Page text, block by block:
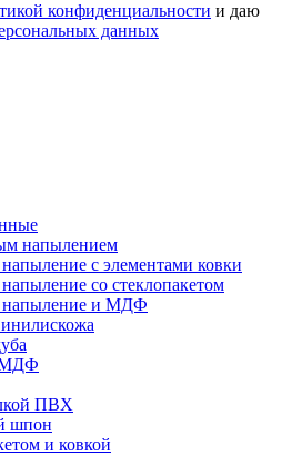
конфиденциальности и даю
данных
напылением
с элементами ковки
со стеклопакетом
напыление и МДФ
МДФ
ПВХ
шпон
и ковкой